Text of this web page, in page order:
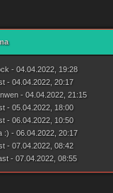
- 04.04.2022, 19:28
- 04.04.2022, 20:17
- 04.04.2022, 21:15
- 05.04.2022, 18:00
- 06.04.2022, 10:50
:) - 06.04.2022, 20:17
- 07.04.2022, 08:42
- 07.04.2022, 08:55